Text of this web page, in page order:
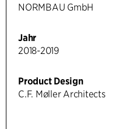
NORMBAU GmbH
Jahr
2018-2019
Product Design
C.F. Møller Architects